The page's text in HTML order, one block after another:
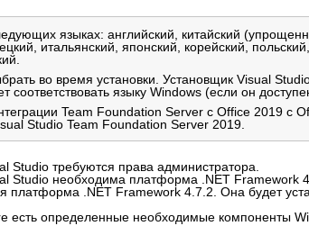
языках: английский, китайский
итальянский, японский, корейский,
во время установки. Установщик Visual
соответствовать языку Windows (если он
Team Foundation Server с Office 2019 с
Studio Team Foundation Server 2019.
Studio требуются права администратора.
Studio необходима платформа .NET Framework
платформа .NET Framework 4.7.2. Она будет
есть определенные необходимые компоненты